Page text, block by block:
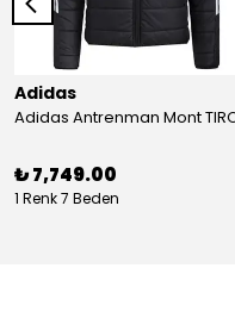
Adidas
₺ 7,749.00
1 Renk 7 Beden